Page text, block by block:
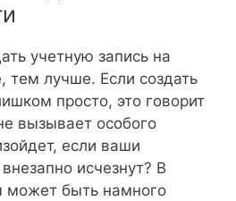
учетную запись на
тем лучше. Если создать
просто, это говорит
вызывает особого
если ваши
исчезнут? В
может быть намного